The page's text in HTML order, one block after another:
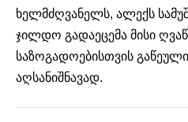
ხელმძღვანელს, ალექს
ჯილდო გადაეცემა მისი
საზოგადოებისთვის
აღსანიშნავად.